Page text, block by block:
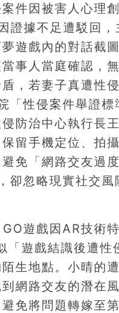
件因被害人心理
據不足遭駁回，
遊戲內的對話截
事人當庭確認，
，若妻子真遭性
性侵案件舉證標
防治中心執行長
留手機定位、拍
免「網路交友過
忽略現實社交風
遊戲因AR技術
遊戲結識後遭性
生地點。小晴的
網路交友的潛在
免將問題轉嫁至